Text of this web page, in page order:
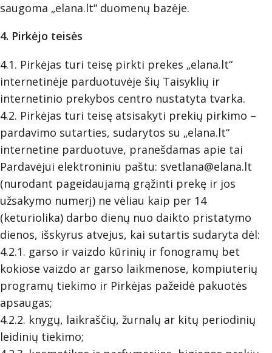
saugoma „elana.lt“ duomenų bazėje.
4. Pirkėjo teisės
4.1. Pirkėjas turi teisę pirkti prekes „elana.lt“
internetinėje parduotuvėje šių Taisyklių ir
internetinio prekybos centro nustatyta tvarka.
4.2. Pirkėjas turi teisę atsisakyti prekių pirkimo –
pardavimo sutarties, sudarytos su „elana.lt“
internetine parduotuve, pranešdamas apie tai
Pardavėjui elektroniniu paštu: svetlana@elana.lt
(nurodant pageidaujamą grąžinti prekę ir jos
užsakymo numerį) ne vėliau kaip per 14
(keturiolika) darbo dienų nuo daikto pristatymo
dienos, išskyrus atvejus, kai sutartis sudaryta dėl:
4.2.1. garso ir vaizdo kūrinių ir fonogramų bet
kokiose vaizdo ar garso laikmenose, kompiuterių
programų tiekimo ir Pirkėjas pažeidė pakuotės
apsaugas;
4.2.2. knygų, laikraščių, žurnalų ar kitų periodinių
leidinių tiekimo;